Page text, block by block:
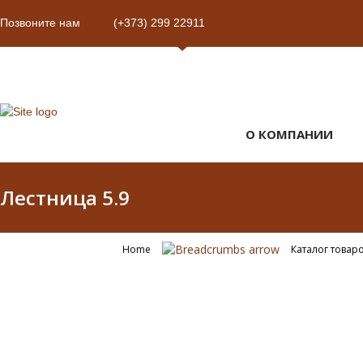
Позвоните нам (+373) 299 22911
О КОМПАНИИ
Лестница 5.9
Home Каталог